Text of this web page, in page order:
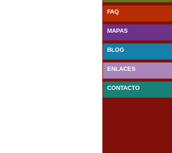
FAQ
MAPAS
BLOG
ENLACES
CONTACTO